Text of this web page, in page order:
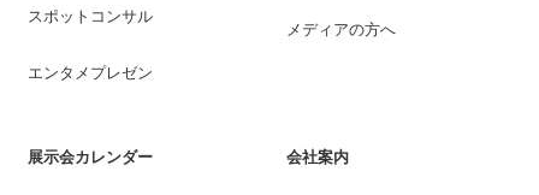
スポットコンサル
エンタメプレゼン
メディアの方へ
展示会カレンダー 会社案内